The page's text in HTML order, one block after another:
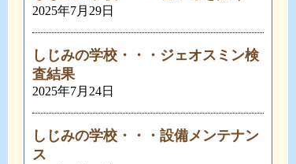
2025年7月29日
しじみの学校・・・ジェオスミン検
査結果
2025年7月24日
しじみの学校・・・設備メンテナン
ス